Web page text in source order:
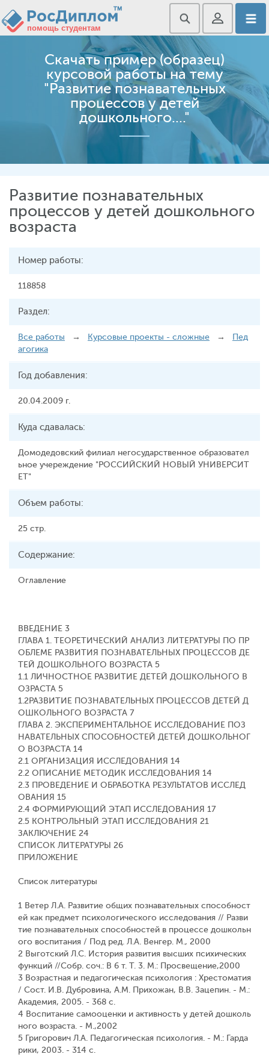
Скачать пример (образец)
курсовой работы на тему
"Развитие познавательных
процессов у детей
дошкольного...."
Развитие познавательных
процессов у детей дошкольного
возраста
Номер работы:
118858
Раздел:
Все работы → Курсовые проекты - сложные →
Пед
агогика
Год добавления:
20.04.2009 г.
Куда сдавалась:
Домодедовский филиал негосударственное образовател
ьное учереждение "РОССИЙСКИЙ НОВЫЙ УНИВЕРСИТ
ЕТ"
Объем работы:
25 стр.
Содержание:
Оглавление
ВВЕДЕНИЕ 3
ГЛАВА 1. ТЕОРЕТИЧЕСКИЙ АНАЛИЗ ЛИТЕРАТУРЫ ПО ПР
ОБЛЕМЕ РАЗВИТИЯ ПОЗНАВАТЕЛЬНЫХ ПРОЦЕССОВ ДЕ
ТЕЙ ДОШКОЛЬНОГО ВОЗРАСТА 5
1.1 ЛИЧНОСТНОЕ РАЗВИТИЕ ДЕТЕЙ ДОШКОЛЬНОГО В
ОЗРАСТА 5
1.2РАЗВИТИЕ ПОЗНАВАТЕЛЬНЫХ ПРОЦЕССОВ ДЕТЕЙ Д
ОШКОЛЬНОГО ВОЗРАСТА 7
ГЛАВА 2. ЭКСПЕРИМЕНТАЛЬНОЕ ИССЛЕДОВАНИЕ ПОЗ
НАВАТЕЛЬНЫХ СПОСОБНОСТЕЙ ДЕТЕЙ ДОШКОЛЬНОГ
О ВОЗРАСТА 14
2.1 ОРГАНИЗАЦИЯ ИССЛЕДОВАНИЯ 14
2.2 ОПИСАНИЕ МЕТОДИК ИССЛЕДОВАНИЯ 14
2.3 ПРОВЕДЕНИЕ И ОБРАБОТКА РЕЗУЛЬТАТОВ ИССЛЕД
ОВАНИЯ 15
2.4 ФОРМИРУЮЩИЙ ЭТАП ИССЛЕДОВАНИЯ 17
2.5 КОНТРОЛЬНЫЙ ЭТАП ИССЛЕДОВАНИЯ 21
ЗАКЛЮЧЕНИЕ 24
СПИСОК ЛИТЕРАТУРЫ 26
ПРИЛОЖЕНИЕ
Список литературы
1 Ветер Л.А. Развитие общих познавательных способност
ей как предмет психологического исследования // Разви
тие познавательных способностей в процессе дошкольн
ого воспитания / Под ред. Л.А. Венгер. М., 2000
2 Выготский Л.С. История развития высших психических
функций //Собр. соч.: В 6 т. Т. 3. М.: Просвещение,2000
3 Возрастная и педагогическая психология : Хрестоматия
/ Сост. И.В. Дубровина, А.М. Прихожан, В.В. Зацепин. - М.:
Академия, 2005. - 368 с.
4 Воспитание самооценки и активность у детей дошколь
ного возраста. - М.,2002
5 Григорович Л.А. Педагогическая психология. - М.: Гарда
рики, 2003. - 314 с.